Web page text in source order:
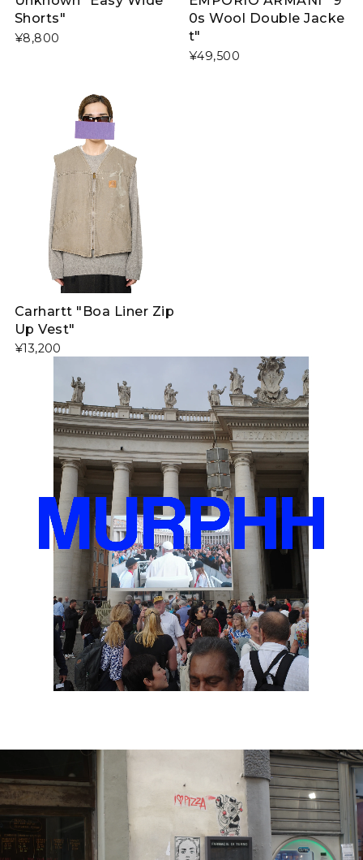
Shorts"
¥8,800
0s Wool Double Jacke
t"
¥49,500
Carhartt "Boa Liner Zip
Up Vest"
¥13,200